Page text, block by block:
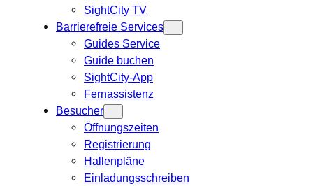
SightCity TV
Barrierefreie Services
Guides Service
Guide buchen
SightCity-App
Fernassistenz
Besucher
Öffnungszeiten
Registrierung
Hallenpläne
Einladungsschreiben